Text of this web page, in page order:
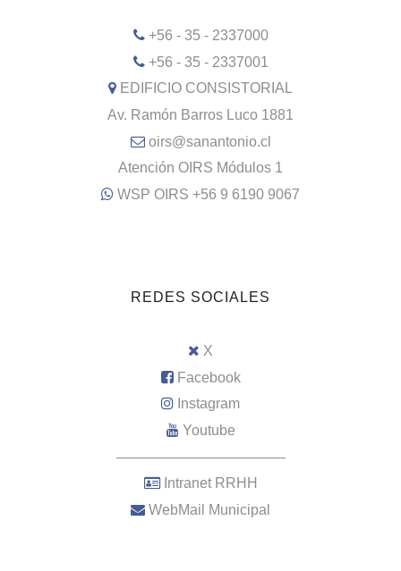
+56 - 35 - 2337000
+56 - 35 - 2337001
EDIFICIO CONSISTORIAL
Av. Ramón Barros Luco 1881
oirs@sanantonio.cl
Atención OIRS Módulos 1
WSP OIRS +56 9 6190 9067
REDES SOCIALES
X
Facebook
Instagram
Youtube
–––––––––––––––––––––
Intranet RRHH
WebMail Municipal